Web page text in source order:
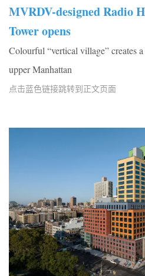
MVRDV-designed Radio
Tower opens
Colourful “vertical village” creates
upper Manhattan
点击蓝色链接跳转到正文页面